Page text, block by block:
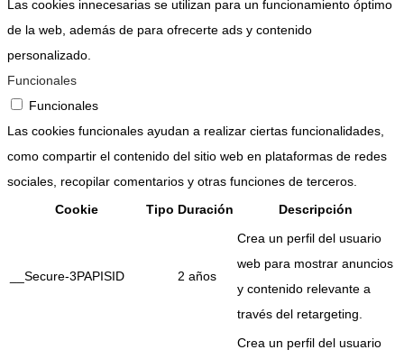
Las cookies innecesarias se utilizan para un funcionamiento óptimo
de la web, además de para ofrecerte ads y contenido
personalizado.
Funcionales
Funcionales
Las cookies funcionales ayudan a realizar ciertas funcionalidades,
como compartir el contenido del sitio web en plataformas de redes
sociales, recopilar comentarios y otras funciones de terceros.
Cookie
Tipo Duración Descripción
__Secure-3PAPISID 2 años
Crea un perfil del usuario
web para mostrar anuncios
y contenido relevante a
través del retargeting.
Crea un perfil del usuario